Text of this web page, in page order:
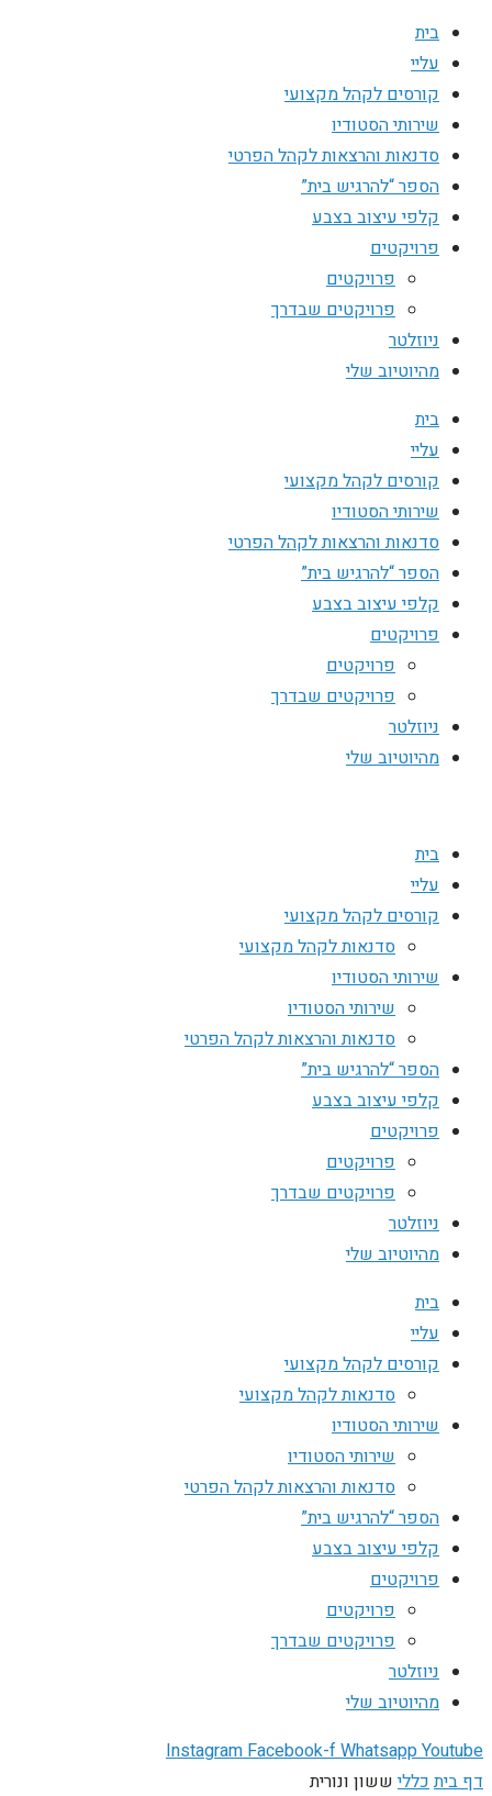
בית
עליי
קורסים לקהל מקצועי
שירותי הסטודיו
סדנאות והרצאות לקהל הפרטי
הספר “להרגיש בית”
קלפי עיצוב בצבע
פרויקטים
פרויקטים
פרויקטים שבדרך
ניוזלטר
מהיוטיוב שלי
בית
עליי
קורסים לקהל מקצועי
שירותי הסטודיו
סדנאות והרצאות לקהל הפרטי
הספר “להרגיש בית”
קלפי עיצוב בצבע
פרויקטים
פרויקטים
פרויקטים שבדרך
ניוזלטר
מהיוטיוב שלי
בית
עליי
קורסים לקהל מקצועי
סדנאות לקהל מקצועי
שירותי הסטודיו
שירותי הסטודיו
סדנאות והרצאות לקהל הפרטי
הספר “להרגיש בית”
קלפי עיצוב בצבע
פרויקטים
פרויקטים
פרויקטים שבדרך
ניוזלטר
מהיוטיוב שלי
בית
עליי
קורסים לקהל מקצועי
סדנאות לקהל מקצועי
שירותי הסטודיו
שירותי הסטודיו
סדנאות והרצאות לקהל הפרטי
הספר “להרגיש בית”
קלפי עיצוב בצבע
פרויקטים
פרויקטים
פרויקטים שבדרך
ניוזלטר
מהיוטיוב שלי
InstagramFacebook-fWhatsappYoutube
דף ביתכללי ששון ונורית